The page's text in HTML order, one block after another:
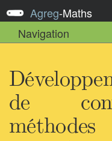
Agreg-Maths
Navigation
de